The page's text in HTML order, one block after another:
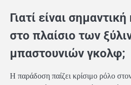
Γιατί είναι
στο πλαίσιο των
μπαστουνιών γκολφ;
Η παράδοση παίζει κρίσιμο ρόλο